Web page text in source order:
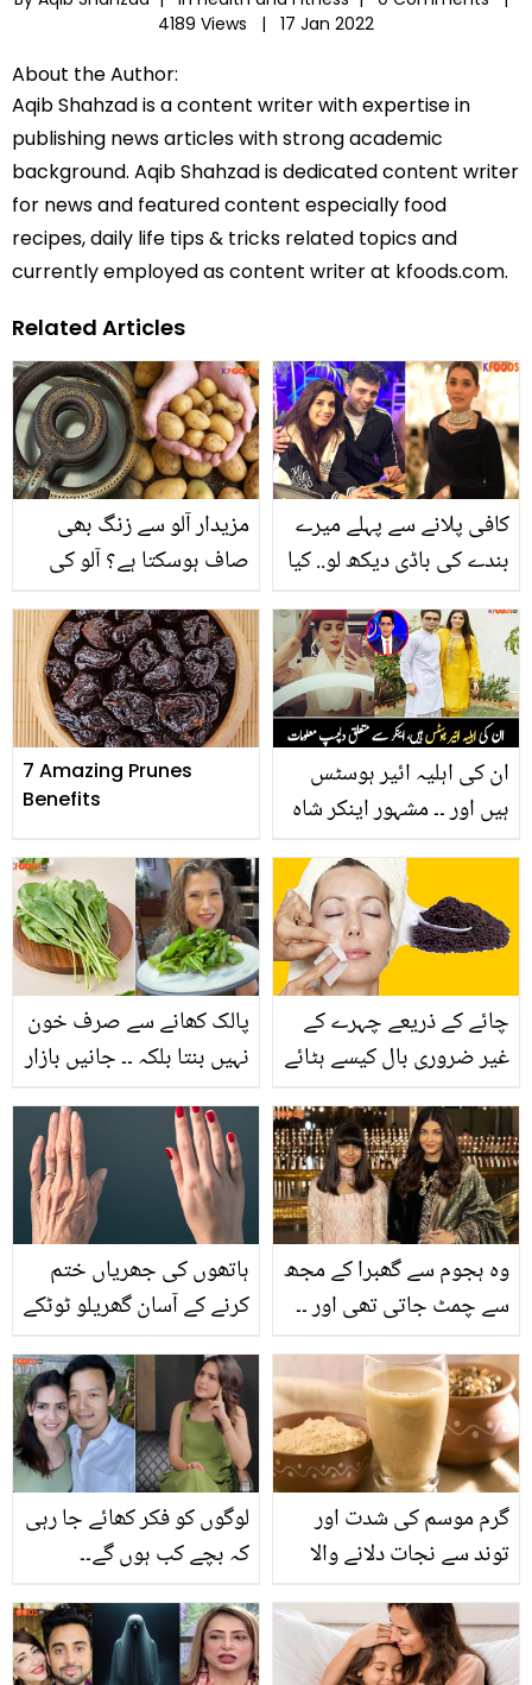
4189 Views |
17 Jan 2022
About the Author:
Aqib Shahzad is a content writer with expertise in
publishing news articles with strong academic
background. Aqib Shahzad is dedicated content writer
for news and featured content especially food
recipes, daily life tips & tricks related topics and
currently employed as content writer at kfoods.com.
Related Articles
مزیدار آلو سے زنگ بھی
صاف ہوسکتا ہے؟ آلو کی
چیزوں کو صاف کرنے کے
طریقے جانیں
کافی پلانے سے پہلے میرے
بندے کی باڈی دیکھ لو.. کیا
ہیں؟ شادی شدہ زندگی سے
متعلق دلچسپ باتیں
7 Amazing Prunes
Benefits
ان کی اہلیہ ائیر ہوسٹس
ہیں اور ۔۔ مشہور اینکر شاہ
کامیابی سے متعلق دلچسپ
معلومات
پالک کھانے سے صرف خون
نہیں بنتا بلکہ ۔۔ جانیں بازار
والی پالک کے مہنگے فائدے
چائے کے ذریعے چہرے کے
غیر ضروری بال کیسے ہٹائے
ویکس کرنے کا درد اور نہ
چہرے کے بال بڑھنے کی
فکر
ہاتھوں کی جھریاں ختم
کرنے کے آسان گھریلو ٹوٹکے
وہ ہجوم سے گھبرا کے مجھ
سے چمٹ جاتی تھی اور ۔۔
کو ساتھ لے کر کیوں جاتی
ہیں؟
لوگوں کو فکر کھائے جا رہی
کہ بچے کب ہوں گے۔۔
پوچھنے والوں کو کیا کہہ
کر چپ کروا دیا؟
گرم موسم کی شدت اور
توند سے نجات دلانے والا